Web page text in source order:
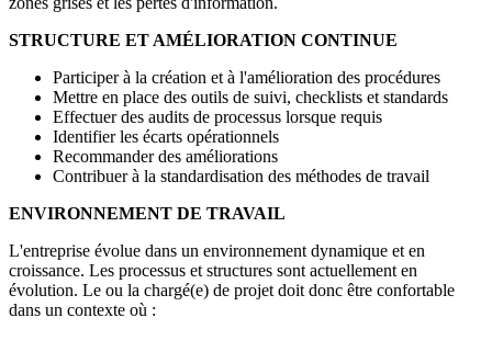
STRUCTURE ET AMÉLIORATION CONTINUE
Participer à la création et à l'amélioration des procédures
Mettre en place des outils de suivi, checklists et standards
Effectuer des audits de processus lorsque requis
Identifier les écarts opérationnels
Recommander des améliorations
Contribuer à la standardisation des méthodes de travail
ENVIRONNEMENT DE TRAVAIL
L'entreprise évolue dans un environnement dynamique et en
croissance. Les processus et structures sont actuellement en
évolution. Le ou la chargé(e) de projet doit donc être confortable
dans un contexte où :